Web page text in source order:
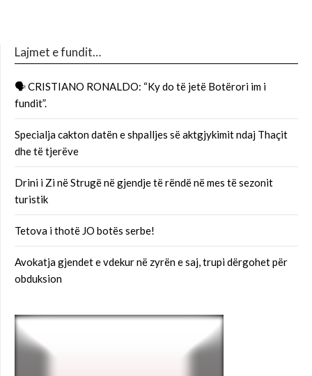
Lajmet e fundit…
🗣 CRISTIANO RONALDO: “Ky do të jetë Botërori im i
fundit”.
Specialja cakton datën e shpalljes së aktgjykimit ndaj Thaçit
dhe të tjerëve
Drini i Zi në Strugë në gjendje të rëndë në mes të sezonit
turistik
Tetova i thotë JO botës serbe!
Avokatja gjendet e vdekur në zyrën e saj, trupi dërgohet për
obduksion